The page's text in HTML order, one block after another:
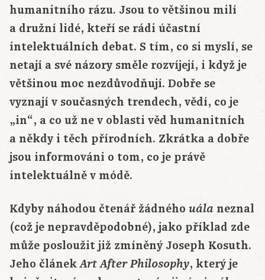
humanitního rázu. Jsou to většinou milí
a družní lidé, kteří se rádi účastní
intelektuálních debat. S tím, co si myslí, se
netají a své názory směle rozvíjejí, i když je
většinou moc nezdůvodňují. Dobře se
vyznají v současných trendech, vědí, co je
„in“, a co už ne v oblasti věd humanitních
a někdy i těch přírodních. Zkrátka a dobře
jsou informováni o tom, co je právě
intelektuálně v módě.
Kdyby náhodou čtenář žádného uála neznal
(což je nepravděpodobné), jako příklad zde
může posloužit již zmíněný Joseph Kosuth.
Jeho článekArt After Philosophy, který je